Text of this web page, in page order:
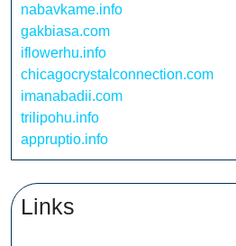
nabavkame.info
gakbiasa.com
iflowerhu.info
chicagocrystalconnection.com
imanabadii.com
trilipohu.info
appruptio.info
Links